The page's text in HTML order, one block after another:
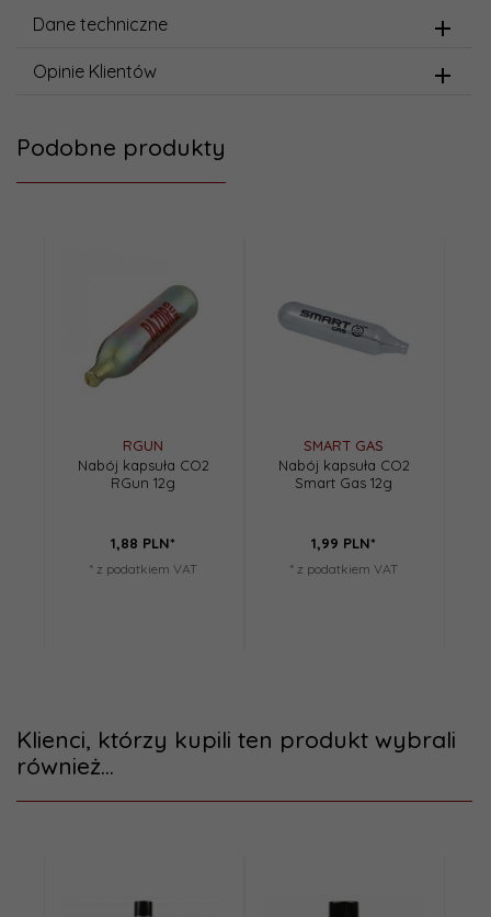
Dane techniczne
Opinie Klientów
Podobne produkty
RGUN
Nabój kapsuła CO2
RGun 12g
1,88 PLN*
* z podatkiem VAT
SMART GAS
Nabój kapsuła CO2
Smart Gas 12g
1,99 PLN*
* z podatkiem VAT
Klienci, którzy kupili ten produkt wybrali
również...